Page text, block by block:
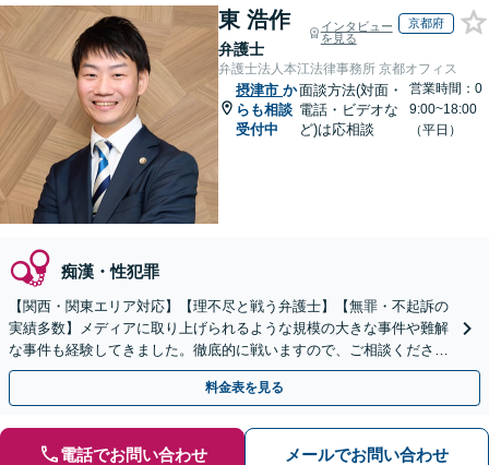
東 浩作
弁護士
インタビュー
を見る
京都府
弁護士法人本江法律事務所 京都オフィス
摂津市 か
らも相談
受付中
面談方法(対面・
電話・ビデオな
ど)は応相談
営業時間：0
9:00~18:00
（平日）
痴漢・性犯罪
【関西・関東エリア対応】【理不尽と戦う弁護士】【無罪・不起訴の
実績多数】メディアに取り上げられるような規模の大きな事件や難解
な事件も経験してきました。徹底的に戦いますので、ご相談くださ
い。【電話・メール・WEB相談可】
料金表を見る
電話でお問い合わせ メールでお問い合わせ